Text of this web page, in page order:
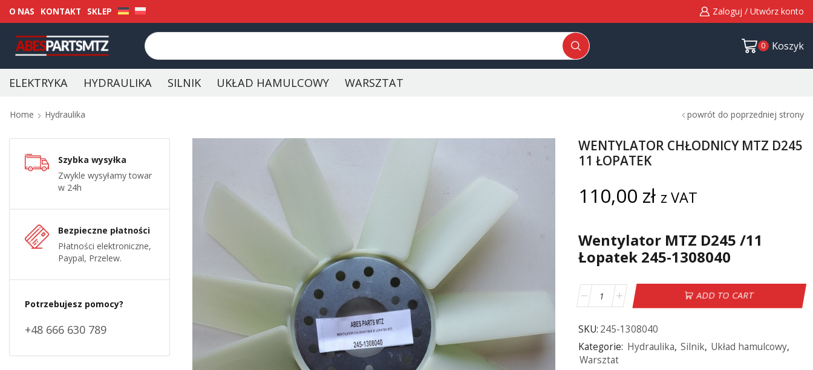
O NAS KONTAKT SKLEP Zaloguj / Utwórz konto
0 Koszyk
ELEKTRYKA HYDRAULIKA SILNIK UKŁAD HAMULCOWY WARSZTAT
Home Hydraulika powrót do poprzedniej strony
Szybka wysyłka
Zwykle wysyłamy towar
w 24h
Bezpieczne płatności
Płatności elektroniczne,
Paypal, Przelew.
Potrzebujesz pomocy?
+48 666 630 789
WENTYLATOR CHŁODNICY MTZ D245
11 ŁOPATEK
110,00 zł z VAT
Wentylator MTZ D245 /11
Łopatek 245-1308040
ADD TO CART
SKU: 245-1308040
Kategorie: Hydraulika, Silnik, Układ hamulcowy,
Warsztat